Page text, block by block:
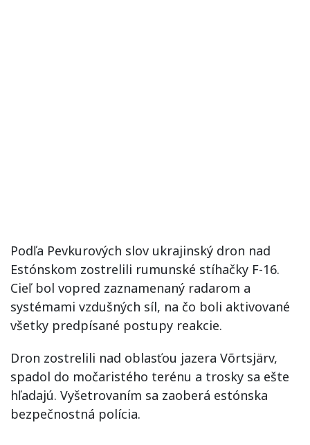
Podľa Pevkurových slov ukrajinský dron nad
Estónskom zostrelili rumunské stíhačky F-16.
Cieľ bol vopred zaznamenaný radarom a
systémami vzdušných síl, na čo boli aktivované
všetky predpísané postupy reakcie.
Dron zostrelili nad oblasťou jazera Võrtsjärv,
spadol do močaristého terénu a trosky sa ešte
hľadajú. Vyšetrovaním sa zaoberá estónska
bezpečnostná polícia.